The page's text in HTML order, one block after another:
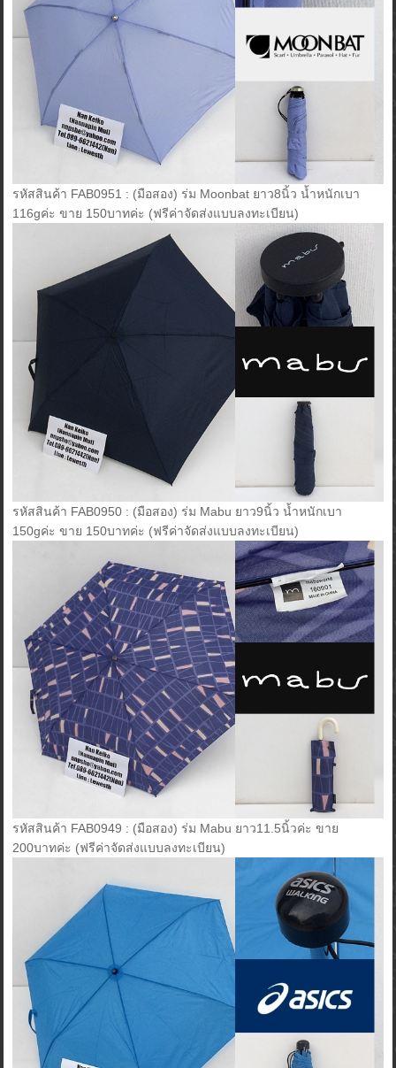
รหัสสินค้า FAB0951 : (มือสอง) ร่ม Moonbat ยาว8นิ้ว น้ำหนักเบา
116gค่ะ ขาย 150บาทค่ะ (ฟรีค่าจัดส่งแบบลงทะเบียน)
รหัสสินค้า FAB0950 : (มือสอง) ร่ม Mabu ยาว9นิ้ว น้ำหนักเบา
150gค่ะ ขาย 150บาทค่ะ (ฟรีค่าจัดส่งแบบลงทะเบียน)
รหัสสินค้า FAB0949 : (มือสอง) ร่ม Mabu ยาว11.5นิ้วค่ะ ขาย
200บาทค่ะ (ฟรีค่าจัดส่งแบบลงทะเบียน)